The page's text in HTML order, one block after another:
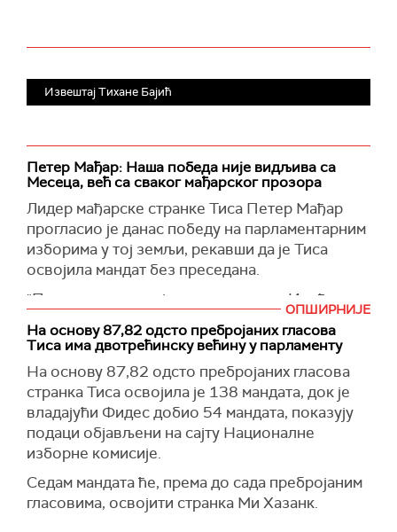
Извештај Тихане Бајић
Петер Мађар: Наша победа није видљива са
Месеца, већ са сваког мађарског прозора
Лидер мађарске странке Тиса Петер Мађар
прогласио је данас победу на парламентарним
изборима у тој земљи, рекавши да је Тиса
освојила мандат без преседана.
"Поново смо освојили нашу земљу. Имаћемо
снажну двотрећинску већину у парламенту",
рекао је Мађар, а преносиРојтерс.
Он је оценио да ће транзиција Тисе из
опозиције на власт проћи мирно и глатко
услед снажног мандата, додајући да су бирачи
"заменили режим Орбана и повратили
домовину".
Мађар је позвао председника земље Тамаша
Шуљока да му повери мандат за састав владе
ОПШИРНИЈЕ
На основу 87,82 одсто пребројаних гласова
Тиса има двотрећинску већину у парламенту
На основу 87,82 одсто пребројаних гласова
странка Тиса освојила је 138 мандата, док је
владајући Фидес добио 54 мандата, показују
подаци објављени на сајту Националне
изборне комисије.
Седам мандата ће, према до сада пребројаним
гласовима, освојити странка Ми Хазанк.